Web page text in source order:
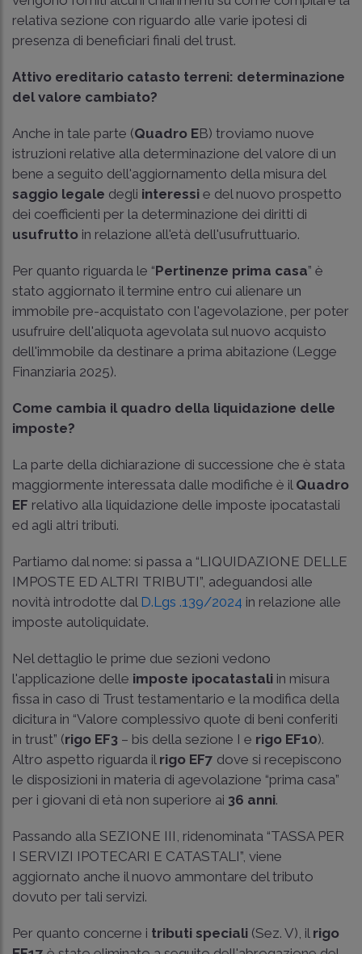
relativa sezione con riguardo alle varie ipotesi di
presenza di beneficiari finali del trust.
Attivo ereditario catasto terreni: determinazione
del valore cambiato?
Anche in tale parte (Quadro EB) troviamo nuove
istruzioni relative alla determinazione del valore di un
bene a seguito dell'aggiornamento della misura del
saggio legale degli interessi e del nuovo prospetto
dei coefficienti per la determinazione dei diritti di
usufrutto in relazione all'età dell'usufruttuario.
Per quanto riguarda le “Pertinenze prima casa” è
stato aggiornato il termine entro cui alienare un
immobile pre-acquistato con l'agevolazione, per poter
usufruire dell'aliquota agevolata sul nuovo acquisto
dell'immobile da destinare a prima abitazione (Legge
Finanziaria 2025).
Come cambia il quadro della liquidazione delle
imposte?
La parte della dichiarazione di successione che è stata
maggiormente interessata dalle modifiche è il Quadro
EF relativo alla liquidazione delle imposte ipocatastali
ed agli altri tributi.
Partiamo dal nome: si passa a “LIQUIDAZIONE DELLE
IMPOSTE ED ALTRI TRIBUTI”, adeguandosi alle
novità introdotte dal D.Lgs .139/2024 in relazione alle
imposte autoliquidate.
Nel dettaglio le prime due sezioni vedono
l'applicazione delle imposte ipocatastali in misura
fissa in caso di Trust testamentario e la modifica della
dicitura in “Valore complessivo quote di beni conferiti
in trust” (rigo EF3 – bis della sezione I e rigo EF10).
Altro aspetto riguarda il rigo EF7 dove si recepiscono
le disposizioni in materia di agevolazione “prima casa”
per i giovani di età non superiore ai 36 anni.
Passando alla SEZIONE III, ridenominata “TASSA PER
I SERVIZI IPOTECARI E CATASTALI”, viene
aggiornato anche il nuovo ammontare del tributo
dovuto per tali servizi.
Per quanto concerne i tributi speciali (Sez. V), il rigo